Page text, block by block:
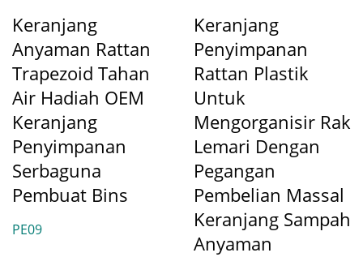
Keranjang
Anyaman Rattan
Trapezoid Tahan
Air Hadiah OEM
Keranjang
Penyimpanan
Serbaguna
Pembuat Bins
PE09
Keranjang
Penyimpanan
Rattan Plastik
Untuk
Mengorganisir Rak
Lemari Dengan
Pegangan
Pembelian Massal
Keranjang Sampah
Anyaman